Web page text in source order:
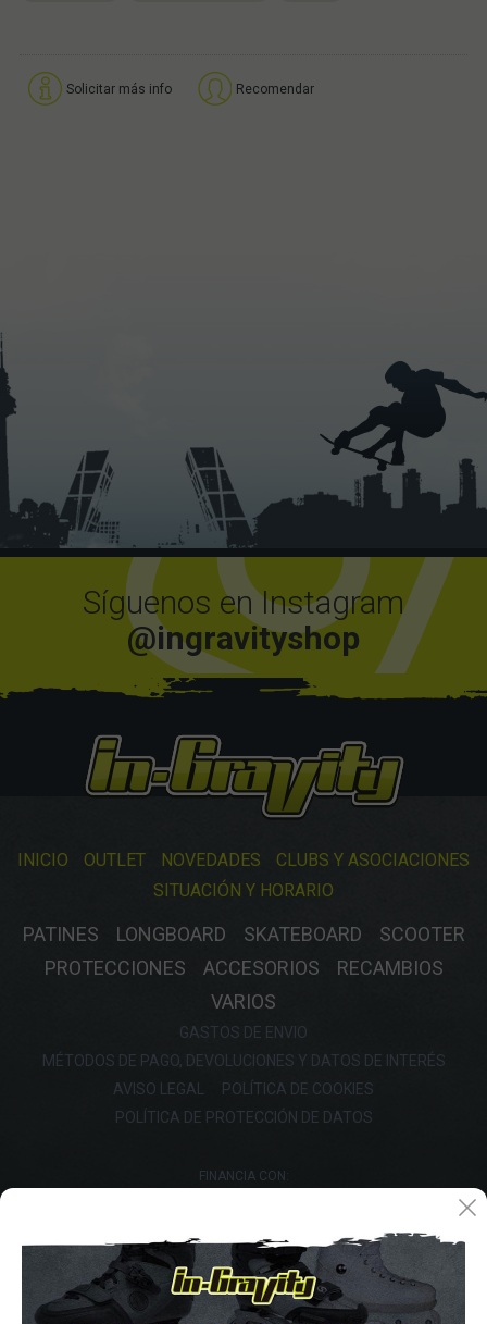
Solicitar más info Recomendar
Síguenos en Instagram
@ingravityshop
INICIO OUTLET NOVEDADES
CLUBS Y ASOCIACIONES
SITUACIÓN Y HORARIO
PATINES LONGBOARD SKATEBOARD
SCOOTER
PROTECCIONES
ACCESORIOS
RECAMBIOS
VARIOS
GASTOS DE ENVIO
MÉTODOS DE PAGO, DEVOLUCIONES Y DATOS DE INTERÉS
AVISO LEGAL
POLÍTICA DE COOKIES
POLÍTICA DE PROTECCIÓN DE DATOS
FINANCIA CON: